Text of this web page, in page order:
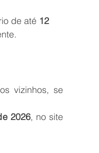
de até 12
vizinhos, se
2026, no site